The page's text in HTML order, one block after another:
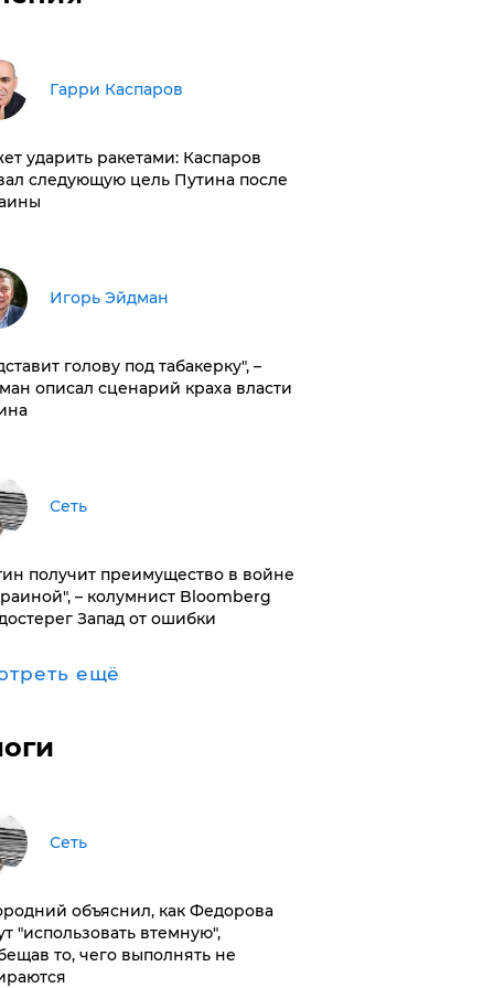
Гарри Каспаров
ударить ракетами: Каспаров
следующую цель Путина после
Игорь Эйдман
голову под табакерку", –
описал сценарий краха власти
Сеть
получит преимущество в войне
– колумнист Bloomberg
Запад от ошибки
ещё
Сеть
объяснил, как Федорова
"использовать втемную",
то, чего выполнять не